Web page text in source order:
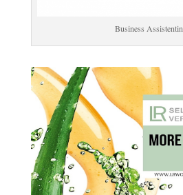
Business Assistentin